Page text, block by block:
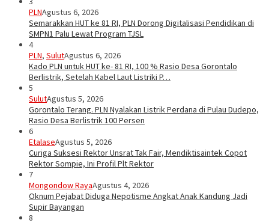
PLNAgustus 6, 2026
Semarakkan HUT ke 81 RI, PLN Dorong Digitalisasi Pendidikan di
SMPN1 Palu Lewat Program TJSL
4
PLN, SulutAgustus 6, 2026
Kado PLN untuk HUT ke- 81 RI, 100 % Rasio Desa Gorontalo
Berlistrik, Setelah Kabel Laut Listriki P…
5
SulutAgustus 5, 2026
Gorontalo Terang. PLN Nyalakan Listrik Perdana di Pulau Dudepo,
Rasio Desa Berlistrik 100 Persen
6
EtalaseAgustus 5, 2026
Curiga Suksesi Rektor Unsrat Tak Fair, Mendiktisaintek Copot
Rektor Sompie, Ini Profil Plt Rektor
7
Mongondow RayaAgustus 4, 2026
Oknum Pejabat Diduga Nepotisme Angkat Anak Kandung Jadi
Supir Bayangan
8